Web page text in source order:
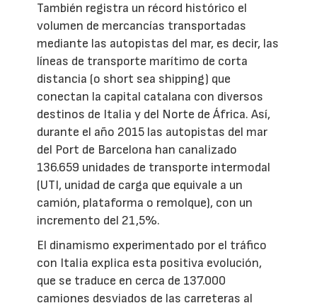
También registra un récord histórico el
volumen de mercancías transportadas
mediante las autopistas del mar, es decir, las
líneas de transporte marítimo de corta
distancia (o short sea shipping) que
conectan la capital catalana con diversos
destinos de Italia y del Norte de África. Así,
durante el año 2015 las autopistas del mar
del Port de Barcelona han canalizado
136.659 unidades de transporte intermodal
(UTI, unidad de carga que equivale a un
camión, plataforma o remolque), con un
incremento del 21,5%.
El dinamismo experimentado por el tráfico
con Italia explica esta positiva evolución,
que se traduce en cerca de 137.000
camiones desviados de las carreteras al